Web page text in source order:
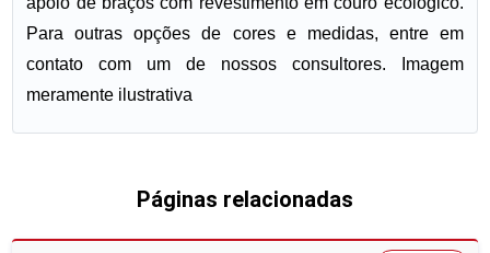
Para outras opções de cores e medidas, entre em
contato com um de nossos consultores. Imagem
meramente ilustrativa
Páginas relacionadas